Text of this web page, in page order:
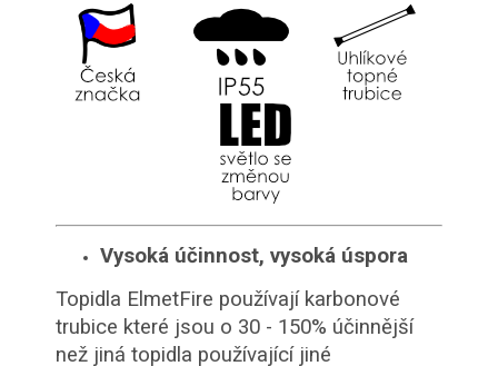
Vysoká účinnost, vysoká úspora
Topidla ElmetFire používají karbonové
trubice které jsou o 30 - 150% účinnější
než jiná topidla používající jiné